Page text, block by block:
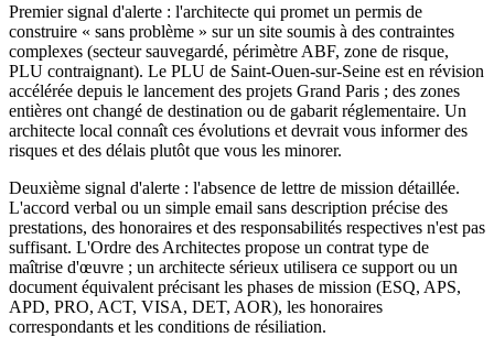
Premier signal d'alerte : l'architecte qui promet un permis de
construire « sans problème » sur un site soumis à des contraintes
complexes (secteur sauvegardé, périmètre ABF, zone de risque,
PLU contraignant). Le PLU de Saint-Ouen-sur-Seine est en révision
accélérée depuis le lancement des projets Grand Paris ; des zones
entières ont changé de destination ou de gabarit réglementaire. Un
architecte local connaît ces évolutions et devrait vous informer des
risques et des délais plutôt que vous les minorer.
Deuxième signal d'alerte : l'absence de lettre de mission détaillée.
L'accord verbal ou un simple email sans description précise des
prestations, des honoraires et des responsabilités respectives n'est pas
suffisant. L'Ordre des Architectes propose un contrat type de
maîtrise d'œuvre ; un architecte sérieux utilisera ce support ou un
document équivalent précisant les phases de mission (ESQ, APS,
APD, PRO, ACT, VISA, DET, AOR), les honoraires
correspondants et les conditions de résiliation.